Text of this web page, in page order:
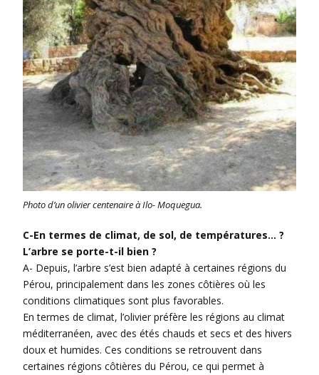
Photo d’un olivier centenaire à Ilo- Moquegua.
C-En termes de climat, de sol, de températures… ?
L’arbre se porte-t-il bien ?
A- Depuis, l’arbre s’est bien adapté à certaines régions du
Pérou, principalement dans les zones côtières où les
conditions climatiques sont plus favorables.
En termes de climat, l’olivier préfère les régions au climat
méditerranéen, avec des étés chauds et secs et des hivers
doux et humides. Ces conditions se retrouvent dans
certaines régions côtières du Pérou, ce qui permet à